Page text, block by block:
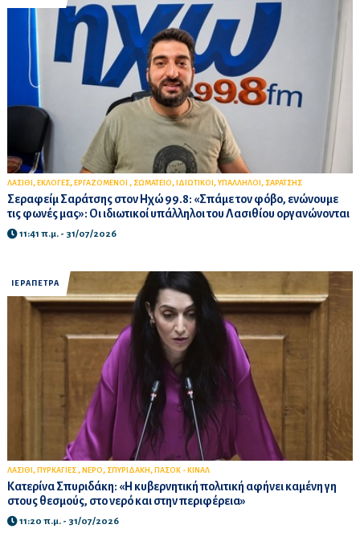
ΛΑΣΙΘΙ , ΕΚΛΟΓΕΣ, ΕΡΓΑΖΟΜΕΝΟΙ , ΣΩΜΑΤΕΙΟ , ΙΔΙΩΤΙΚΟΙ , ΥΠΑΛΛΗΛΟΙ , ΣΑΡΑΤΣΗΣ
Σεραφείμ Σαράτσης στον Ηχώ 99.8: «Σπάμε τον φόβο, ενώνουμε
τις φωνές μας»: Οι ιδιωτικοί υπάλληλοι του Λασιθίου οργανώνονται
11:41 π.μ. - 31/07/2026
ΙΕΡΑΠΕΤΡΑ
ΛΑΣΙΘΙ , ΠΥΡΚΑΓΙΕΣ , ΝΕΡΟ, ΣΠΥΡΙΔΑΚΗ , ΠΑΣΟΚ - ΚΙΝΑΛ
Κατερίνα Σπυριδάκη: «Η κυβερνητική πολιτική αφήνει καμένη γη
στους θεσμούς, στο νερό και στην περιφέρεια»
11:20 π.μ. - 31/07/2026